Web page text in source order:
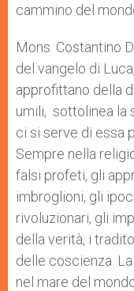
cammino del
Mons. Costantino
del vangelo di
approfittano della
umili, sottolinea la
ci si serve di essa
Sempre nella
falsi profeti, gli
imbroglioni, gli
rivoluzionari, gli
della verità, i
delle coscienza.
nel mare del